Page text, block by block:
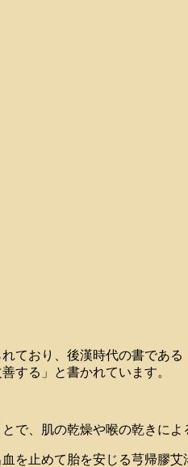
ており、後漢時代の書であ
する」と書かれています。
で、肌の乾燥や喉の乾きによ
を止めて胎を安じる芎帰膠艾